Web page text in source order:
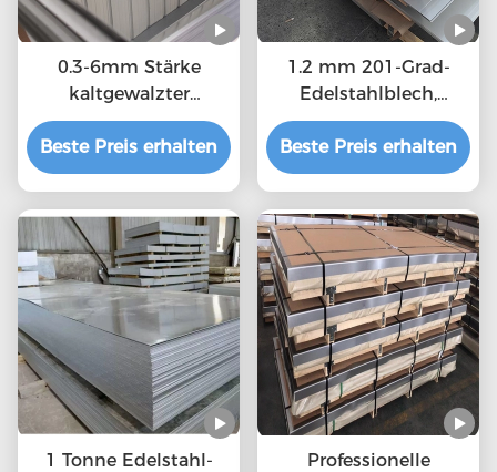
0.3-6mm Stärke
kaltgewalzter
Edelstahlblech MTC,
ISO-Bescheinigung
Beste Preis erhalten
1.2 mm 201-Grad-
Edelstahlblech,
langlebige
warmgewalzte
Stahlplatte kaufen
Beste Preis erhalten
1 Tonne Edelstahl-
Professionelle